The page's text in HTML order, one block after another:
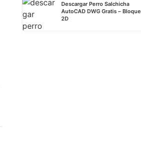
Descargar Perro Salchicha
AutoCAD DWG Gratis – Bloque
2D